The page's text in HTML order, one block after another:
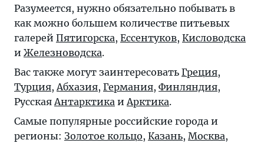
Разумеется, нужно обязательно побывать в
как можно большем количестве питьевых
галерей Пятигорска, Ессентуков, Кисловодска
и Железноводска.
Вас также могут заинтересовать Греция,
Турция,Абхазия, Германия, Финляндия,
РусскаяАнтарктика иАрктика.
Самые популярные российские города и
регионы: Золотое кольцо, Казань, Москва,